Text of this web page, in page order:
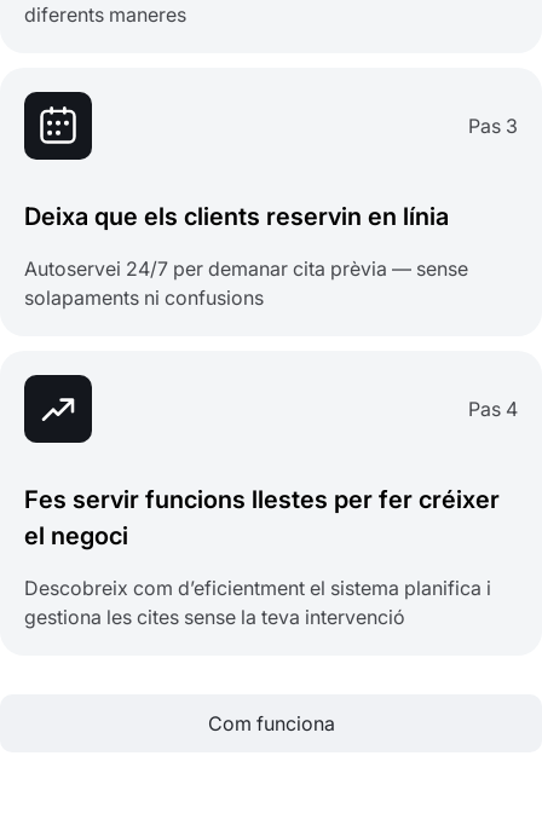
diferents maneres
Pas 3
Deixa que els clients reservin en línia
Autoservei 24/7 per demanar cita prèvia — sense
solapaments ni confusions
Pas 4
Fes servir funcions llestes per fer créixer
el negoci
Descobreix com d’eficientment el sistema planifica i
gestiona les cites sense la teva intervenció
Com funciona